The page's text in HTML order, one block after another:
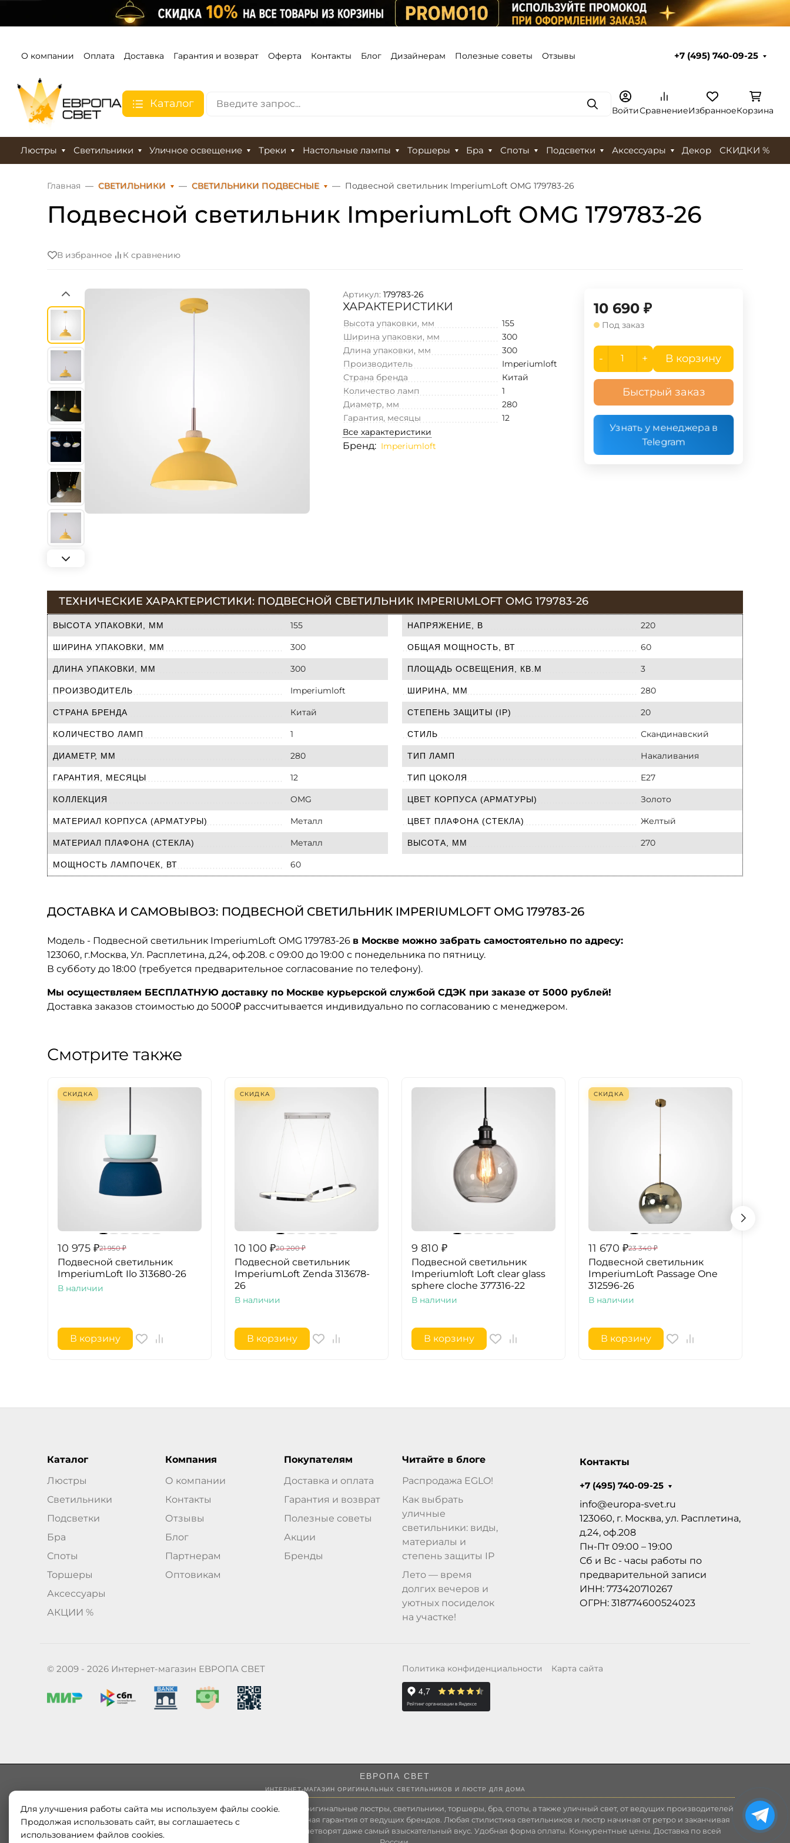
О компании Оплата Доставка Гарантия и возврат Оферта Контакты Блог Дизайнерам Полезные советы Отзывы +7 (495) 740-09-25
Каталог ПоискВойтиСравнениеИзбранноеКорзина
Люстры Светильники Уличное освещение Треки Настольные лампы Торшеры Бра Споты Подсветки Аксессуары Декор СКИДКИ %
Главная СВЕТИЛЬНИКИ СВЕТИЛЬНИКИ ПОДВЕСНЫЕ Подвесной светильник ImperiumLoft OMG 179783-26
Подвесной светильник ImperiumLoft OMG 179783-26
В избранное К сравнению
Артикул: 179783-26
ХАРАКТЕРИСТИКИ
Высота упаковки, мм
155
Ширина упаковки, мм
300
Длина упаковки, мм
300
Производитель
Imperiumloft
Страна бренда
Китай
Количество ламп
1
Диаметр, мм
280
Гарантия, месяцы
12
Все характеристики
Бренд: Imperiumloft
10 690 ₽
Под заказ
- + В корзину
Быстрый заказ
Узнать у менеджера в
Telegram
ТЕХНИЧЕСКИЕ ХАРАКТЕРИСТИКИ: ПОДВЕСНОЙ СВЕТИЛЬНИК IMPERIUMLOFT OMG 179783-26
ВЫСОТА УПАКОВКИ, ММ 155
ШИРИНА УПАКОВКИ, ММ 300
ДЛИНА УПАКОВКИ, ММ 300
ПРОИЗВОДИТЕЛЬ Imperiumloft
СТРАНА БРЕНДА Китай
КОЛИЧЕСТВО ЛАМП 1
ДИАМЕТР, ММ 280
ГАРАНТИЯ, МЕСЯЦЫ 12
КОЛЛЕКЦИЯ OMG
МАТЕРИАЛ КОРПУСА (АРМАТУРЫ) Металл
МАТЕРИАЛ ПЛАФОНА (СТЕКЛА) Металл
МОЩНОСТЬ ЛАМПОЧЕК, ВТ 60
НАПРЯЖЕНИЕ, В 220
ОБЩАЯ МОЩНОСТЬ, ВТ 60
ПЛОЩАДЬ ОСВЕЩЕНИЯ, КВ.М 3
ШИРИНА, ММ 280
СТЕПЕНЬ ЗАЩИТЫ (IP) 20
СТИЛЬ Скандинавский
ТИП ЛАМП Накаливания
ТИП ЦОКОЛЯ E27
ЦВЕТ КОРПУСА (АРМАТУРЫ) Золото
ЦВЕТ ПЛАФОНА (СТЕКЛА) Желтый
ВЫСОТА, ММ 270
ДОСТАВКА И САМОВЫВОЗ: ПОДВЕСНОЙ СВЕТИЛЬНИК IMPERIUMLOFT OMG 179783-26
Модель - Подвесной светильник ImperiumLoft OMG 179783-26 в Москве можно забрать самостоятельно по адресу:
123060, г.Москва, Ул. Расплетина, д.24, оф.208. с 09:00 до 19:00 с понедельника по пятницу.
В субботу до 18:00 (требуется предварительное согласование по телефону).
Мы осуществляем БЕСПЛАТНУЮ доставку по Москве курьерской службой СДЭК при заказе от 5000 рублей!
Доставка заказов стоимостью до 5000₽ рассчитывается индивидуально по согласованию с менеджером.
Смотрите также
СКИДКА
10 975 ₽21 950 ₽
Подвесной светильник
ImperiumLoft Ilo 313680-26
В наличии
В корзину
СКИДКА
10 100 ₽20 200 ₽
Подвесной светильник
ImperiumLoft Zenda 313678-
26
В наличии
В корзину
9 810 ₽
Подвесной светильник
Imperiumloft Loft clear glass
sphere cloche 377316-22
В наличии
В корзину
СКИДКА
11 670 ₽23 340 ₽
Подвесной светильник
ImperiumLoft Passage One
312596-26
В наличии
В корзину
Каталог
Люстры
Светильники
Подсветки
Бра
Споты
Торшеры
Аксессуары
АКЦИИ %
Компания
О компании
Контакты
Отзывы
Блог
Партнерам
Оптовикам
Покупателям
Доставка и оплата
Гарантия и возврат
Полезные советы
Акции
Бренды
Читайте в блоге
Распродажа EGLO!
Как выбрать
уличные
светильники: виды,
материалы и
степень защиты IP
Лето — время
долгих вечеров и
уютных посиделок
на участке!
Контакты
+7 (495) 740-09-25
info@europa-svet.ru
123060, г. Москва, ул. Расплетина,
д.24, оф.208
Пн-Пт 09:00 – 19:00
Сб и Вс - часы работы по
предварительной записи
ИНН: 773420710267
ОГРН: 318774600524023
© 2009 - 2026 Интернет-магазин ЕВРОПА СВЕТ Политика конфиденциальности Карта сайта
ЕВРОПА СВЕТ
ИНТЕРНЕТ-МАГАЗИН ОРИГИНАЛЬНЫХ СВЕТИЛЬНИКОВ И ЛЮСТР ДЛЯ ДОМА
Наш магазин «ЕВРОПА СВЕТ» поставляет и продает в России оригинальные люстры, светильники, торшеры, бра, споты, а также уличный свет, от ведущих производителей
Европы и России. Только оригинальная продукция. Полноценная гарантия от ведущих брендов. Любая стилистика светильников и люстр начиная от ретро и заканчивая
модерн от интернет-магазина europa-svet.ru позволит удовлетворят даже самый взыскательный вкус. Удобная форма оплаты. Конкурентные цены. Доставка по всей
Для улучшения работы сайта мы используем файлы cookie.
Продолжая использовать сайт, вы соглашаетесь с
использованием файлов cookies.